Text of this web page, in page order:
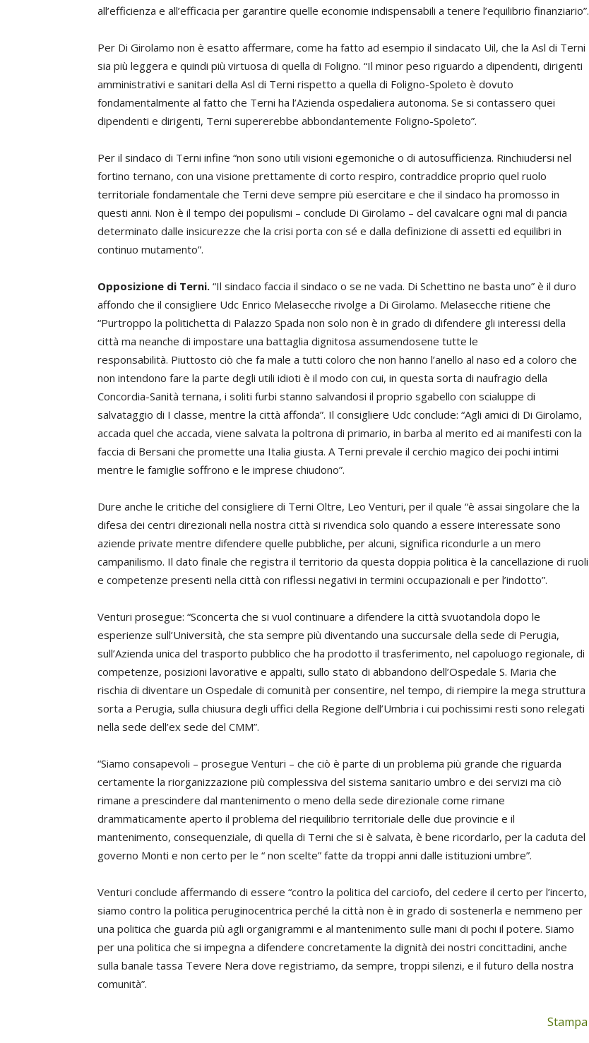
all’efficienza e all’efficacia per garantire quelle economie indispensabili a tenere l’equilibrio finanziario”.
Per Di Girolamo non è esatto affermare, come ha fatto ad esempio il sindacato Uil, che la Asl di Terni
sia più leggera e quindi più virtuosa di quella di Foligno. “Il minor peso riguardo a dipendenti, dirigenti
amministrativi e sanitari della Asl di Terni rispetto a quella di Foligno-Spoleto è dovuto
fondamentalmente al fatto che Terni ha l’Azienda ospedaliera autonoma. Se si contassero quei
dipendenti e dirigenti, Terni supererebbe abbondantemente Foligno-Spoleto”.
Per il sindaco di Terni infine “non sono utili visioni egemoniche o di autosufficienza. Rinchiudersi nel
fortino ternano, con una visione prettamente di corto respiro, contraddice proprio quel ruolo
territoriale fondamentale che Terni deve sempre più esercitare e che il sindaco ha promosso in
questi anni. Non è il tempo dei populismi – conclude Di Girolamo – del cavalcare ogni mal di pancia
determinato dalle insicurezze che la crisi porta con sé e dalla definizione di assetti ed equilibri in
continuo mutamento”.
Opposizione di Terni. “Il sindaco faccia il sindaco o se ne vada. Di Schettino ne basta uno” è il duro
affondo che il consigliere Udc Enrico Melasecche rivolge a Di Girolamo. Melasecche ritiene che
“Purtroppo la politichetta di Palazzo Spada non solo non è in grado di difendere gli interessi della
città ma neanche di impostare una battaglia dignitosa assumendosene tutte le
responsabilità. Piuttosto ciò che fa male a tutti coloro che non hanno l’anello al naso ed a coloro che
non intendono fare la parte degli utili idioti è il modo con cui, in questa sorta di naufragio della
Concordia-Sanità ternana, i soliti furbi stanno salvandosi il proprio sgabello con scialuppe di
salvataggio di I classe, mentre la città affonda”. Il consigliere Udc conclude: “Agli amici di Di Girolamo,
accada quel che accada, viene salvata la poltrona di primario, in barba al merito ed ai manifesti con la
faccia di Bersani che promette una Italia giusta. A Terni prevale il cerchio magico dei pochi intimi
mentre le famiglie soffrono e le imprese chiudono”.
Dure anche le critiche del consigliere di Terni Oltre, Leo Venturi, per il quale “è assai singolare che la
difesa dei centri direzionali nella nostra città si rivendica solo quando a essere interessate sono
aziende private mentre difendere quelle pubbliche, per alcuni, significa ricondurle a un mero
campanilismo. Il dato finale che registra il territorio da questa doppia politica è la cancellazione di ruoli
e competenze presenti nella città con riflessi negativi in termini occupazionali e per l’indotto”.
Venturi prosegue: “Sconcerta che si vuol continuare a difendere la città svuotandola dopo le
esperienze sull’Università, che sta sempre più diventando una succursale della sede di Perugia,
sull’Azienda unica del trasporto pubblico che ha prodotto il trasferimento, nel capoluogo regionale, di
competenze, posizioni lavorative e appalti, sullo stato di abbandono dell’Ospedale S. Maria che
rischia di diventare un Ospedale di comunità per consentire, nel tempo, di riempire la mega struttura
sorta a Perugia, sulla chiusura degli uffici della Regione dell’Umbria i cui pochissimi resti sono relegati
nella sede dell’ex sede del CMM”.
“Siamo consapevoli – prosegue Venturi – che ciò è parte di un problema più grande che riguarda
certamente la riorganizzazione più complessiva del sistema sanitario umbro e dei servizi ma ciò
rimane a prescindere dal mantenimento o meno della sede direzionale come rimane
drammaticamente aperto il problema del riequilibrio territoriale delle due provincie e il
mantenimento, consequenziale, di quella di Terni che si è salvata, è bene ricordarlo, per la caduta del
governo Monti e non certo per le “ non scelte” fatte da troppi anni dalle istituzioni umbre”.
Venturi conclude affermando di essere “contro la politica del carciofo, del cedere il certo per l’incerto,
siamo contro la politica peruginocentrica perché la città non è in grado di sostenerla e nemmeno per
una politica che guarda più agli organigrammi e al mantenimento sulle mani di pochi il potere. Siamo
per una politica che si impegna a difendere concretamente la dignità dei nostri concittadini, anche
sulla banale tassa Tevere Nera dove registriamo, da sempre, troppi silenzi, e il futuro della nostra
comunità”.
Stampa